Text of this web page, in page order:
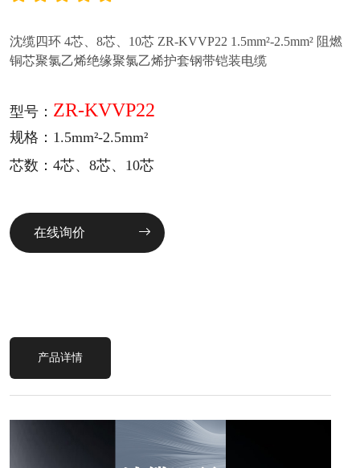
沈缆四环 4芯、8芯、10芯 ZR-KVVP22 1.5mm²-2.5mm² 阻燃
铜芯聚氯乙烯绝缘聚氯乙烯护套钢带铠装电缆
型号： ZR-KVVP22
规格：1.5mm²-2.5mm²
芯数：4芯、8芯、10芯
在线询价
产品详情